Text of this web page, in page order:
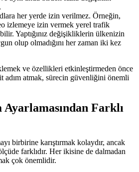
her yerde izin verilmez. Örneğin,
izlemeye izin vermek yerel trafik
Yaptığınız değişikliklerin ülkenizin
olup olmadığını her zaman iki kez
ve özellikleri etkinleştirmeden önce
adım atmak, sürecin güvenliğini önemli
Farklı
birbirine karıştırmak kolaydır, ancak
farklıdır. Her ikisine de dalmadan
çok önemlidir.